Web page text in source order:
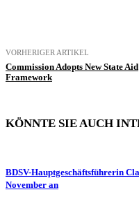
VORHERIGER ARTIKEL
Commission Adopts New State Aid
Framework
KÖNNTE SIE AUCH
BDSV-Hauptgeschäftsführerin
November an